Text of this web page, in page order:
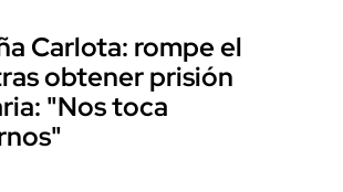
Carlota: rompe el
obtener prisión
"Nos toca